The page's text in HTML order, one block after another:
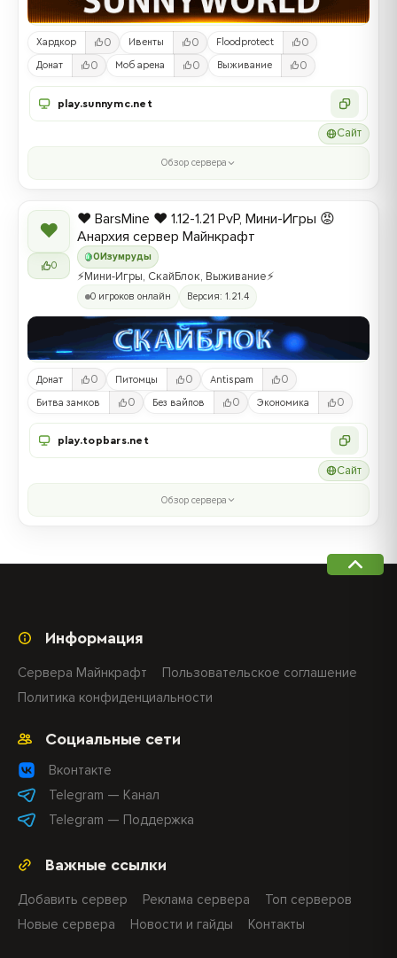
Хардкор 0 Ивенты 0 Floodprotect 0
Донат 0 Моб арена 0 Выживание 0
play.sunnymc.net
Сайт
Обзор сервера
❤
0
0 Изумруды
❤️ BarsMine ❤️ 1.12-1.21 PvP, Мини-Игры 😡
Анархия сервер Майнкрафт
⚡Мини-Игры, СкайБлок, Выживание⚡
0 игроков онлайн Версия: 1.21.4
Донат 0 Питомцы 0 Antispam 0
Битва замков 0 Без вайпов 0 Экономика 0
play.topbars.net
Сайт
Обзор сервера
Важные ссылки
Добавить сервер Реклама сервера
Топ серверов
Новые сервера
Новости и гайды Контакты
Социальные сети
Вконтакте
Telegram — Канал
Telegram — Поддержка
Информация
Сервера Майнкрафт
Пользовательское соглашение
Политика конфиденциальности